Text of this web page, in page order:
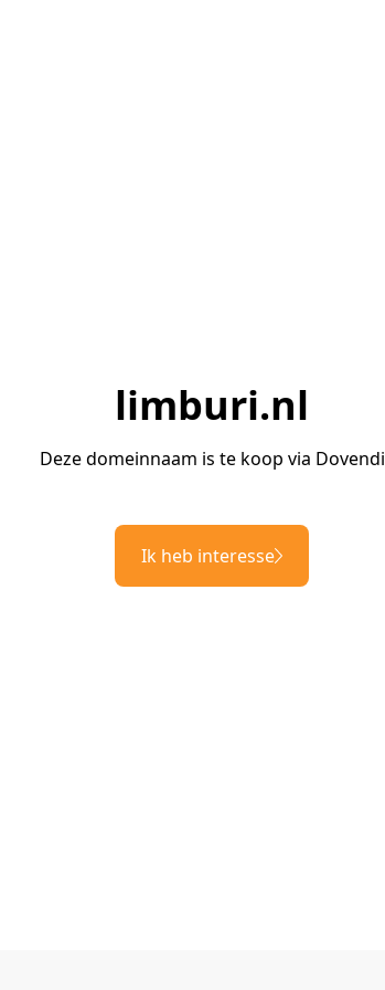
limburi.nl
Deze domeinnaam is te koop via Dovendi
Ik heb interesse